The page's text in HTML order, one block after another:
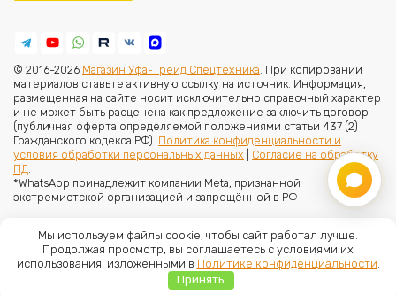
© 2016-2026 Магазин Уфа-Трейд Спецтехника . При копировании
материалов ставьте активную ссылку на источник. Информация,
размещенная на сайте носит исключительно справочный характер
и не может быть расценена как предложение заключить договор
(публичная оферта определяемой положениями статьи 437 (2)
Гражданского кодекса РФ). Политика конфиденциальности и
условия обработки персональных данных
Согласие на обработку
ПД
*WhatsApp принадлежит компании Meta, признанной
экстремистской организацией и запрещённой в РФ
Мы используем файлы cookie, чтобы сайт работал лучше.
Продолжая просмотр, вы соглашаетесь с условиями их
использования, изложенными в Политике конфиденциальности
Принять